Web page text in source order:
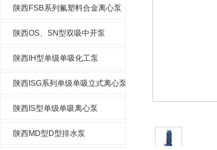
陕西FSB系列氟塑料合金离心泵
陕西OS、SN型双吸中开泵
陕西IH型单级单吸化工泵
陕西ISG系列单级单吸立式离心泵
陕西IS型单级单吸离心泵
陕西MD型D型排水泵